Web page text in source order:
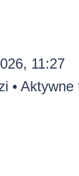
11:27
• Aktywne